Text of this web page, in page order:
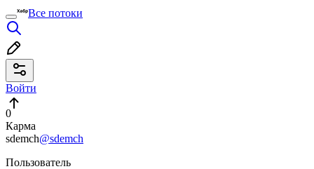
Все потоки
Войти
0
Карма
sdemch@sdemch
Пользователь